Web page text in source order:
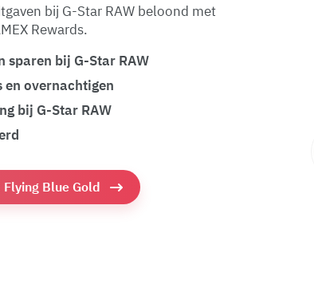
bij G-Star RAW beloond met
Rewards.
sparen bij G-Star RAW
overnachtigen
bij G-Star RAW
Blue Gold